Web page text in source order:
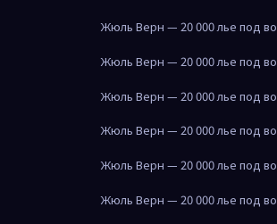
Жюль Верн — 20 000 лье под
Жюль Верн — 20 000 лье под
Жюль Верн — 20 000 лье под
Жюль Верн — 20 000 лье под
Жюль Верн — 20 000 лье под
Жюль Верн — 20 000 лье под